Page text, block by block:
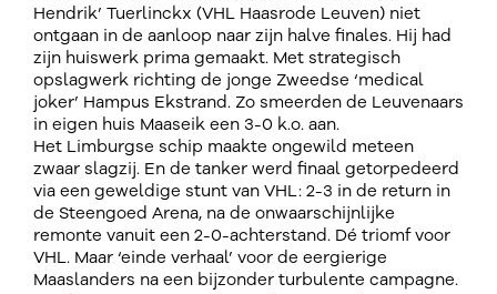
Hendrik’ Tuerlinckx (VHL Haasrode Leuven) niet
ontgaan in de aanloop naar zijn halve finales. Hij had
zijn huiswerk prima gemaakt. Met strategisch
opslagwerk richting de jonge Zweedse ‘medical
joker’ Hampus Ekstrand. Zo smeerden de Leuvenaars
in eigen huis Maaseik een 3-0 k.o. aan.
Het Limburgse schip maakte ongewild meteen
zwaar slagzij. En de tanker werd finaal getorpedeerd
via een geweldige stunt van VHL: 2-3 in de return in
de Steengoed Arena, na de onwaarschijnlijke
remonte vanuit een 2-0-achterstand. Dé triomf voor
VHL. Maar ‘einde verhaal’ voor de eergierige
Maaslanders na een bijzonder turbulente campagne.